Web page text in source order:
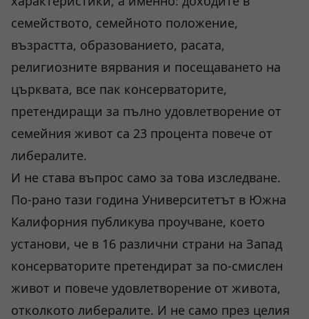
семейството, семейното положение,
възрастта, образованието, расата,
религиозните вярвания и посещаването на
църквата, все пак консерваторите,
претендиращи за пълно удовлетворение от
семейния живот са 23 процента повече от
либералите.
И не става въпрос само за това изследване.
По-рано тази година Университетът в Южна
Калифорния публикува проучване, което
установи, че в 16 различни страни на Запад
консерваторите претендират за по-смислен
живот и повече удовлетворение от живота,
отколкото либералите. И не само през целия